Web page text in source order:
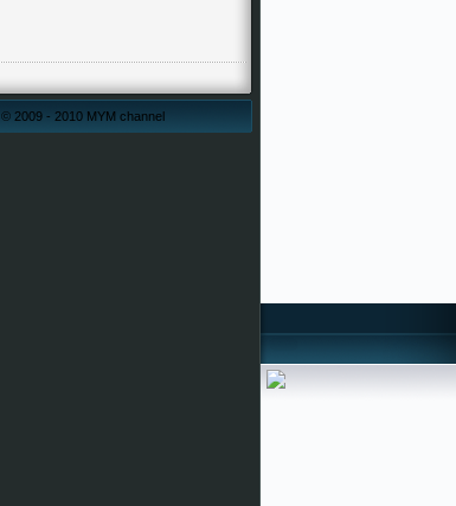
© 2009 - 2010 MYM channel